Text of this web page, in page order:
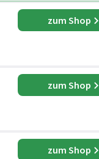
zum Shop
zum Shop
zum Shop